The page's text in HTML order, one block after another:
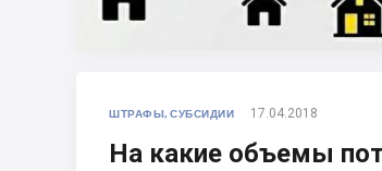
ШТРАФЫ, СУБСИДИИ 17.04.2018
На какие объемы